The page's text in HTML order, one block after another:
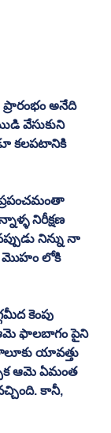
ప్రారంభం అనేది
వేసుకుని
కలపటానికి
ప్రపంచమంతా
నిరీక్షణ
నిన్ను నా
మొహం లోకి
ఆమె ఫాలబాగం పైని
యావత్తు
ఆమె ఏమంత
కానీ,